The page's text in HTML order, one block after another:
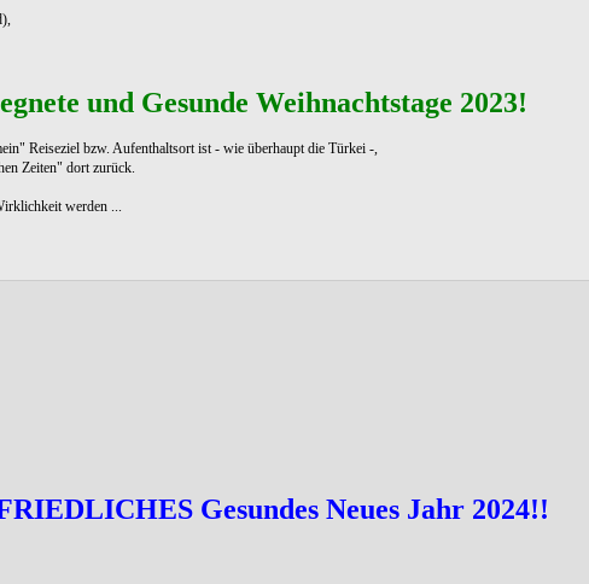
und Gesunde Weihnachtstage 2023!
Reiseziel bzw. Aufenthaltsort ist - wie überhaupt die Türkei -,
Zeiten" dort zurück.
werden ...
Gesundes Neues Jahr 2024!!